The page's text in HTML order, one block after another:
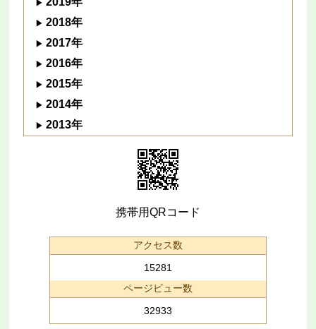
2018年
2017年
2016年
2015年
2014年
2013年
携帯用QRコード
アクセス数
15281
ページビュー数
32933